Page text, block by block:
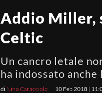
Addio Miller,
Celtic
Un cancro letale
ha indossato
di Nino Caracciolo 10 Feb 2018 |